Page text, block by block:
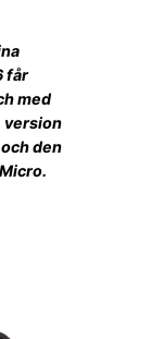
får
med
version
den